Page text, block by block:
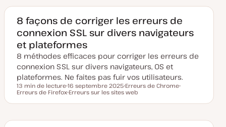
d
m
i
s
e
à
j
o
u
r
t
t
e
8 façons de corriger les erreurs de
connexion SSL sur divers navigateurs
et plateformes
8 méthodes efficaces pour corriger les erreurs de
connexion SSL sur divers navigateurs, OS et
plateformes. Ne faites pas fuir vos utilisateurs.
Temps de lecture
13 min de lecture
D
t
d
16 septembre 2025
S
j
t
Erreurs de Chrome
j
t
Erreurs de Firefox
u
e
Erreurs sur les sites web